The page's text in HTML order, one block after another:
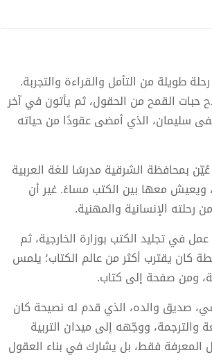
طويلة من التأمل والقراءة والتجربة.
القمح من الحقول، ثم يأتون في آخر
سليمان، الذي أمضى عقودًا من حياته
مبكرًا، فتخرج في جامعة عين شمس سنة 1974، ثم عُيّن بمحافظة الشرقية مدرسًا للغة العربية
ويعيش معها بين الكتب مساءً. غير أن
رحلته الإنسانية والمهنية.
في تجليد الكتب بوزارة الخارجية، ثم
كان يقترب أكثر من عالم الكتاب؛ يلمس
ومن صفحة إلى كتاب.
صديق والده، الذي قدم له نصيحة كان
والترجمة، ووجّهه إلى ميدان التربية
المعرفة فقط، بل يشارك في بناء العقول